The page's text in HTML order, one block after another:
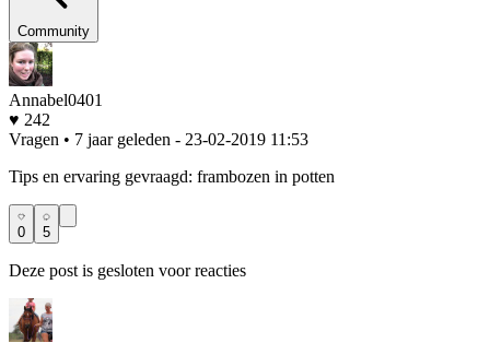
Community
Annabel0401
♥ 242
Vragen • 7 jaar geleden - 23-02-2019 11:53
Tips en ervaring gevraagd: frambozen in potten
0 5
Deze post is gesloten voor reacties